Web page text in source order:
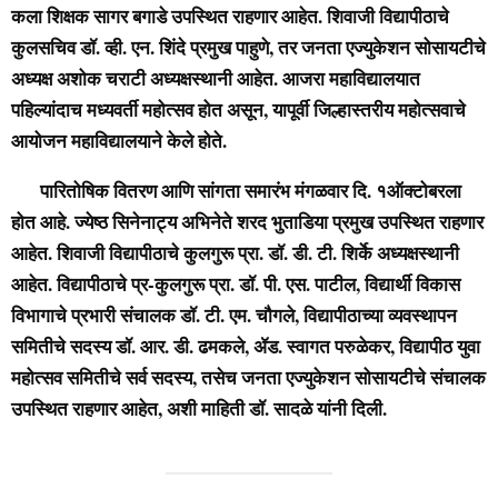
कला शिक्षक सागर बगाडे उपस्थित राहणार आहेत. शिवाजी विद्यापीठाचे
कुलसचिव डॉ. व्ही. एन. शिंदे प्रमुख पाहुणे, तर जनता एज्युकेशन सोसायटीचे
अध्यक्षअशोक चराटी अध्यक्षस्थानी आहेत. आजरा महाविद्यालयात
पहिल्यांदाच मध्यवर्ती महोत्सव होत असून, यापूर्वी जिल्हास्तरीय महोत्सवाचे
आयोजन महाविद्यालयाने केले होते.
पारितोषिक वितरण आणि सांगता समारंभ मंगळवार दि. १ऑक्टोबरला
होत आहे. ज्येष्ठ सिनेनाट्य अभिनेते शरद भुताडिया प्रमुख उपस्थित राहणार
आहेत. शिवाजी विद्यापीठाचे कुलगुरू प्रा. डॉ. डी. टी. शिर्के अध्यक्षस्थानी
आहेत. विद्यापीठाचे प्र-कुलगुरू प्रा. डॉ. पी. एस. पाटील, विद्यार्थी विकास
विभागाचे प्रभारी संचालक डॉ. टी. एम. चौगले, विद्यापीठाच्या व्यवस्थापन
समितीचे सदस्य डॉ. आर. डी. ढमकले, ॲड. स्वागत परुळेकर, विद्यापीठ युवा
महोत्सव समितीचे सर्व सदस्य, तसेच जनता एज्युकेशन सोसायटीचे संचालक
उपस्थित राहणार आहेत, अशी माहिती डॉ. सादळे यांनी दिली.